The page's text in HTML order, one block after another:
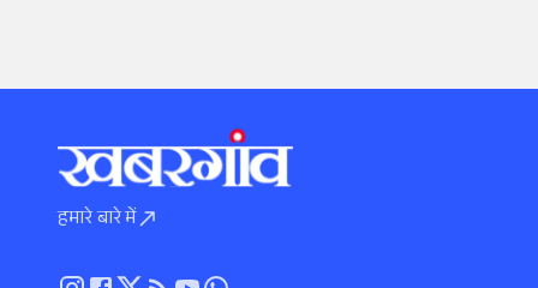
हमारे बारे में